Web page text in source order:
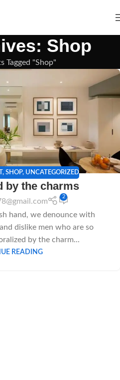
Shop
Tagged "Shop"
, SHOP, UNCATEGORIZED
by the charms
2
hand, we denounce with
dislike men who are so
by the charm...
READING